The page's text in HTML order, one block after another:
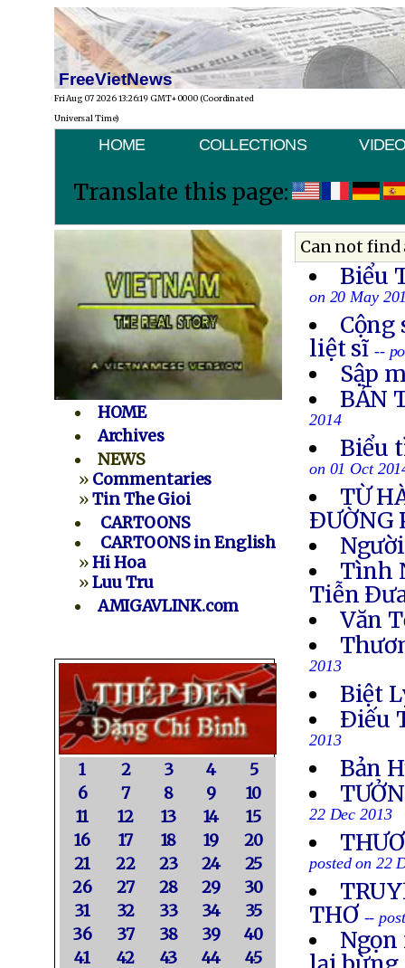
FreeVietNews
Fri Aug 07 2026 13:26:19 GMT+0000 (Coordinated
Universal Time)
HOME COLLECTIONS
Translate this page:
HOME
Archives
NEWS
» Commentaries
»Tin The Gioi
CARTOONS
CARTOONS in English
»Hi Hoa
»Luu Tru
AMIGAVLINK.com
1 2 3 4
5
6
7 8 9
10
11
12 13 14
15
16
17 18 19
20
21
22 23 24
25
26
27 28 29
30
31
32 33 34
35
36
37 38 39
40
41
42 43 44
45
Can not
Biểu
on 20 May
Cộng
liệt sĩ --
Sập
BẢN
2014
Biểu
on 01 Oct
TỪ
ÐƯỜNG
Tình
Tiễn
Văn
2013
Biệt
Ðiếu
2013
Bản
22 Dec 2013
posted on 22
THƠ --